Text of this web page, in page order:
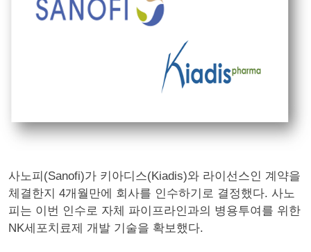
사노피(Sanofi)가 키아디스(Kiadis)와 라이선스인 계약을
체결한지 4개월만에 회사를 인수하기로 결정했다. 사노
피는 이번 인수로 자체 파이프라인과의 병용투여를 위한
NK세포치료제 개발 기술을 확보했다.